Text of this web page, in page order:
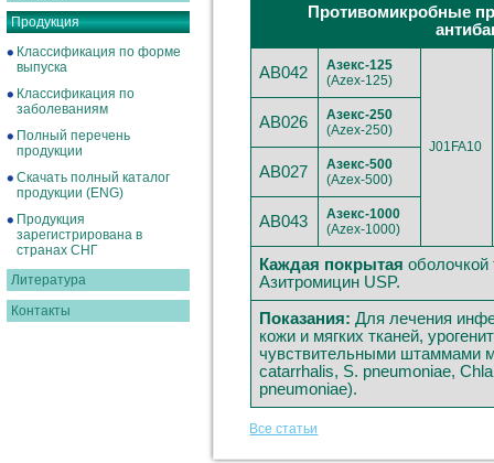
Продукция
Классификация по форме
выпуска
Классификация по
заболеваниям
Полный перечень
продукции
Скачать полный каталог
продукции (ENG)
Продукция
зарегистрирована в
странах СНГ
Литература
Контакты
Противомикробные
AB042
Азекс-125
(Azex-125)
J01FA10
AB026
Азекс-250
(Azex-250)
AB027
Азекс-500
(Azex-500)
AB043
Азекс-1000
(Azex-1000)
Каждая покрытая оболочкой
Азитромицин USP.
Показания: Для лечения
кожи и мягких тканей,
чувствительными штаммами
catarrhalis, S. pneumoniae,
pneumoniae).
Все статьи